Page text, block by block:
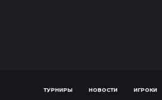
ТУРНИРЫ НОВОСТИ ИГРОКИ